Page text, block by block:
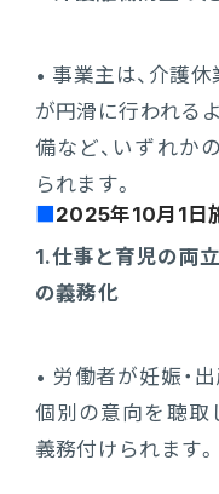
• 事業主は、介護
が円滑に行われる
備など、いずれか
られます。
2025年10月1日
1.仕事と育児の両
の義務化
• 労働者が妊娠・
個別の意向を聴取
義務付けられます。